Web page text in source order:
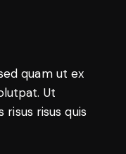
quam ut ex
Ut
risus quis